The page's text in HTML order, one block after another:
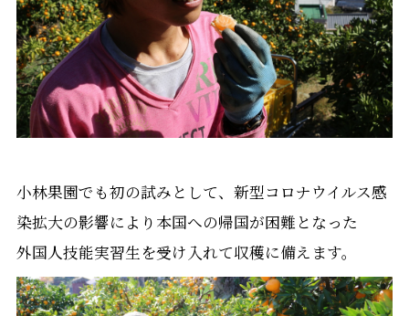
小林果園でも初の試みとして、新型コロナウイルス感
染拡大の影響により本国への帰国が困難となった
外国人技能実習生を受け入れて収穫に備えます。